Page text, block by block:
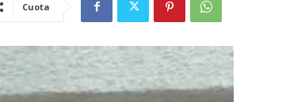
Cuota